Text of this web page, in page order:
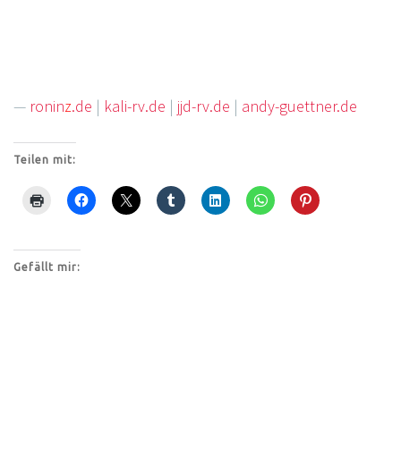
— roninz.de | kali-rv.de | jjd-rv.de | andy-guettner.de
Teilen mit:
Gefällt mir: